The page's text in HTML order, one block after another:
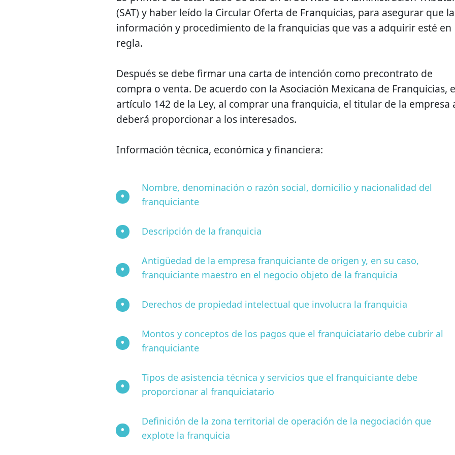
(SAT) y haber leído la Circular Oferta de Franquicias, para asegurar que la
información y procedimiento de la franquicias que vas a adquirir esté en
regla.
Después se debe firmar una carta de intención como precontrato de
compra o venta. De acuerdo con la Asociación Mexicana de Franquicias,
artículo 142 de la Ley, al comprar una franquicia, el titular de la empresa
deberá proporcionar a los interesados.
Información técnica, económica y financiera:
Nombre, denominación o razón social, domicilio y nacionalidad del
franquiciante
Descripción de la franquicia
Antigüedad de la empresa franquiciante de origen y, en su caso,
franquiciante maestro en el negocio objeto de la franquicia
Derechos de propiedad intelectual que involucra la franquicia
Montos y conceptos de los pagos que el franquiciatario debe cubrir al
franquiciante
Tipos de asistencia técnica y servicios que el franquiciante debe
proporcionar al franquiciatario
Definición de la zona territorial de operación de la negociación que
explote la franquicia